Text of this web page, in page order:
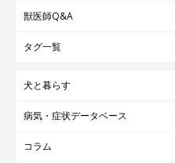
獣医師Q&A
タグ一覧
犬と暮らす
病気・症状データベース
コラム